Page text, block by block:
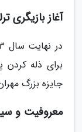
آغاز بازیگری
برای ذله
جایزه بزرگ
معروفیت و